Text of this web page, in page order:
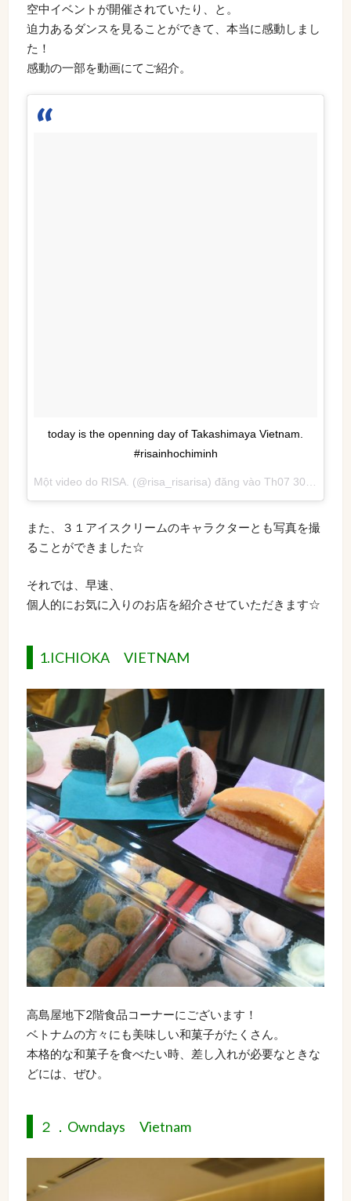
空中イベントが開催されていたり、と。
迫力あるダンスを見ることができて、本当に感動しまし
た！
感動の一部を動画にてご紹介。
today is the openning day of Takashimaya Vietnam.
#risainhochiminh
Một video do RISA. (@risa_risarisa) đăng vào Th07 30, 2016 lúc 4:23am PDT
また、３１アイスクリームのキャラクターとも写真を撮
ることができました☆
それでは、早速、
個人的にお気に入りのお店を紹介させていただきます☆
1.ICHIOKA VIETNAM
高島屋地下2階食品コーナーにございます！
ベトナムの方々にも美味しい和菓子がたくさん。
本格的な和菓子を食べたい時、差し入れが必要なときな
どには、ぜひ。
２．Owndays Vietnam